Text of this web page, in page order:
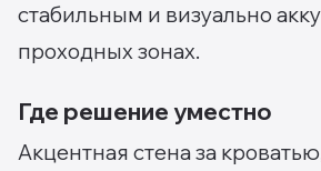
стабильным и визуально
проходных зонах.
Где решение уместно
Акцентная стена за